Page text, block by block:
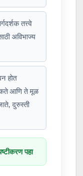
तत्त्वे
अविभाज्य
होत
आणि ते मूळ
दुरुस्ती
पहा